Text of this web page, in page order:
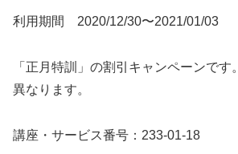
利用期間 2020/12/30〜2021/01/03
「正月特訓」の割引キャンペーンで
異なります。
講座・サービス番号：233-01-18